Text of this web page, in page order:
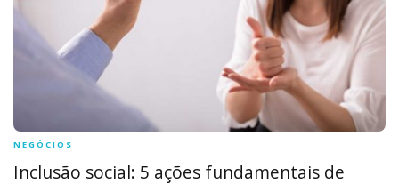
NEGÓCIOS
Inclusão social: 5 ações fundamentais de